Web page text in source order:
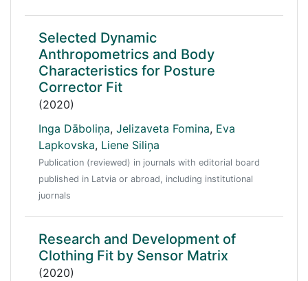
Selected Dynamic
Anthropometrics and Body
Characteristics for Posture
Corrector Fit
(2020)
Inga Dāboliņa, Jelizaveta Fomina, Eva
Lapkovska, Liene Siliņa
Publication (reviewed) in journals with editorial board
published in Latvia or abroad, including institutional
juornals
Research and Development of
Clothing Fit by Sensor Matrix
(2020)